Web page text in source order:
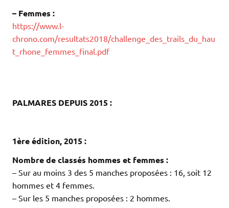
– Femmes :
https://www.l-
chrono.com/resultats2018/challenge_des_trails_du_hau
t_rhone_femmes_final.pdf
PALMARES DEPUIS 2015 :
1ère édition, 2015 :
Nombre de classés hommes et femmes :
– Sur au moins 3 des 5 manches proposées : 16, soit 12
hommes et 4 femmes.
– Sur les 5 manches proposées : 2 hommes.